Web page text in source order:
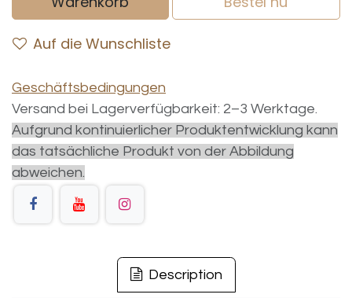
Auf die Wunschliste
Geschäftsbedingungen
Versand bei Lagerverfügbarkeit: 2–3 Werktage.
Aufgrund kontinuierlicher Produktentwicklung kann
das tatsächliche Produkt von der Abbildung
abweichen.
Description